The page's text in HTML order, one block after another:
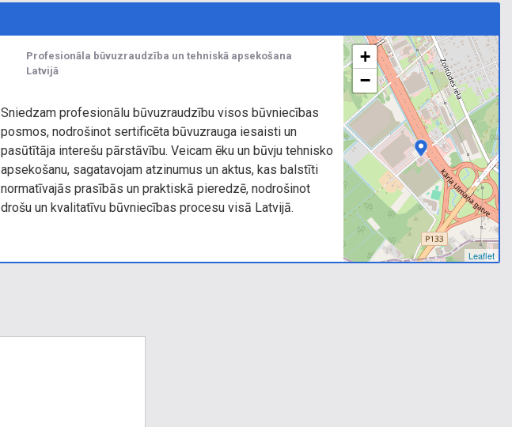
Profesionāla būvuzraudzība un tehniskā apsekošana
Latvijā
Sniedzam profesionālu būvuzraudzību visos būvniecības
posmos, nodrošinot sertificēta būvuzrauga iesaisti un
pasūtītāja interešu pārstāvību. Veicam ēku un būvju tehnisko
apsekošanu, sagatavojam atzinumus un aktus, kas balstīti
normatīvajās prasībās un praktiskā pieredzē, nodrošinot
drošu un kvalitatīvu būvniecības procesu visā Latvijā.
+
−
Leaflet